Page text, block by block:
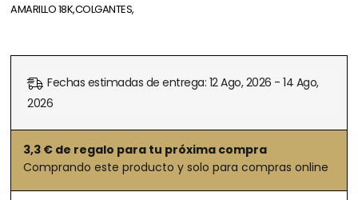
AMARILLO 18K,COLGANTES,
Fechas estimadas de entrega: 12 Ago, 2026 - 14 Ago,
2026
3,3 € de regalo para tu próxima compra
Comprando este producto y solo para compras online